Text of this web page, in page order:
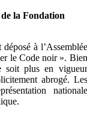
la Fondation
à l’Assemblée
le Code noir ». Bien
soit plus en vigueur
abrogé. Les
nationale